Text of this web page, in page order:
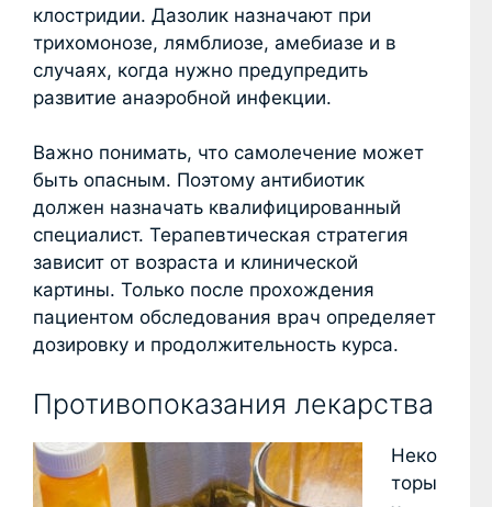
клостридии. Дазолик назначают при
трихомонозе, лямблиозе, амебиазе и в
случаях, когда нужно предупредить
развитие анаэробной инфекции.
Важно понимать, что самолечение может
быть опасным. Поэтому антибиотик
должен назначать квалифицированный
специалист. Терапевтическая стратегия
зависит от возраста и клинической
картины. Только после прохождения
пациентом обследования врач определяет
дозировку и продолжительность курса.
Противопоказания лекарства
Неко
торы